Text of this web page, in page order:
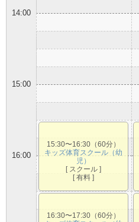
14:00
15:00
16:00
15:30〜16:30（60分）
キッズ体育スクール（幼
児）
[ スクール ]
[ 有料 ]
16:30〜17:30（60分）